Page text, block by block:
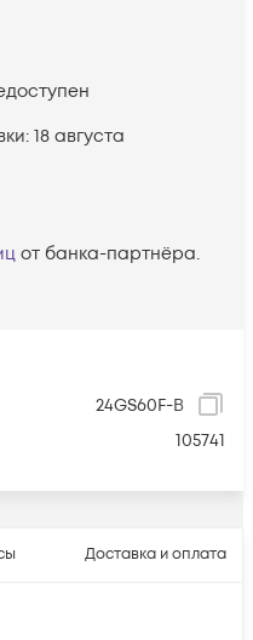
24GS60F-B
105741
18 августа
от банка-партнёра.
Доставка и оплата